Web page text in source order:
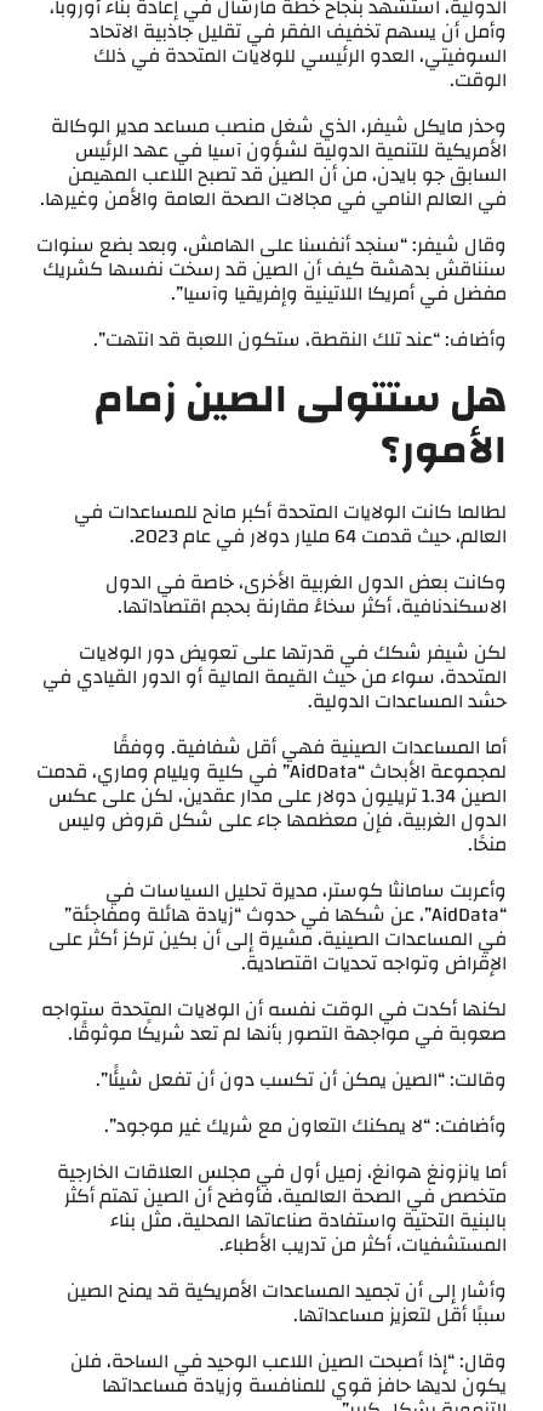
الدولية، استشهد بنجاح خطة مارشال في إعادة بناء أوروبا،
وأمل أن يسهم تخفيف الفقر في تقليل جاذبية الاتحاد
السوفيتي، العدو الرئيسي للولايات المتحدة في ذلك
الوقت.
وحذر مايكل شيفر، الذي شغل منصب مساعد مدير الوكالة
الأمريكية للتنمية الدولية لشؤون آسيا في عهد الرئيس
السابق جو بايدن، من أن الصين قد تصبح اللاعب المهيمن
في العالم النامي في مجالات الصحة العامة والأمن وغيرها.
وقال شيفر: “سنجد أنفسنا على الهامش، وبعد بضع سنوات
سنناقش بدهشة كيف أن الصين قد رسخت نفسها كشريك
مفضل في أمريكا اللاتينية وإفريقيا وآسيا”.
وأضاف: “عند تلك النقطة، ستكون اللعبة قد انتهت”.
هل ستتولى الصين زمام
الأمور؟
لطالما كانت الولايات المتحدة أكبر مانح للمساعدات في
العالم، حيث قدمت 64 مليار دولار في عام 2023.
وكانت بعض الدول الغربية الأخرى، خاصة في الدول
الاسكندنافية، أكثر سخاءً مقارنة بحجم اقتصاداتها.
لكن شيفر شكك في قدرتها على تعويض دور الولايات
المتحدة، سواء من حيث القيمة المالية أو الدور القيادي في
حشد المساعدات الدولية.
أما المساعدات الصينية فهي أقل شفافية. ووفقًا
لمجموعة الأبحاث “AidData” في كلية ويليام وماري، قدمت
الصين 1.34 تريليون دولار على مدار عقدين، لكن على عكس
الدول الغربية، فإن معظمها جاء على شكل قروض وليس
منحًا.
وأعربت سامانثا كوستر، مديرة تحليل السياسات في
“AidData”، عن شكها في حدوث “زيادة هائلة ومفاجئة”
في المساعدات الصينية، مشيرة إلى أن بكين تركز أكثر على
الإقراض وتواجه تحديات اقتصادية.
لكنها أكدت في الوقت نفسه أن الولايات المتحدة ستواجه
صعوبة في مواجهة التصور بأنها لم تعد شريكًا موثوقًا.
وقالت: “الصين يمكن أن تكسب دون أن تفعل شيئًا”.
وأضافت: “لا يمكنك التعاون مع شريك غير موجود”.
أما يانزونغ هوانغ، زميل أول في مجلس العلاقات الخارجية
متخصص في الصحة العالمية، فأوضح أن الصين تهتم أكثر
بالبنية التحتية واستفادة صناعاتها المحلية، مثل بناء
المستشفيات، أكثر من تدريب الأطباء.
وأشار إلى أن تجميد المساعدات الأمريكية قد يمنح الصين
سببًا أقل لتعزيز مساعداتها.
وقال: “إذا أصبحت الصين اللاعب الوحيد في الساحة، فلن
يكون لديها حافز قوي للمنافسة وزيادة مساعداتها